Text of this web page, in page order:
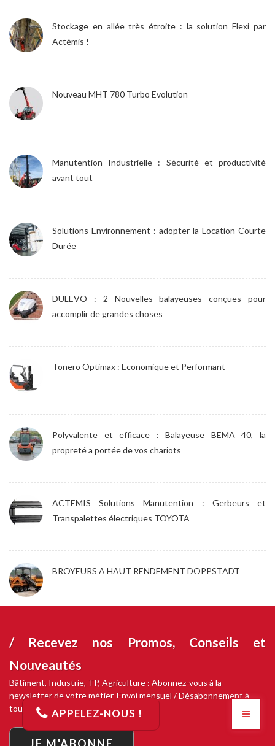
APPELEZ-NOUS !
Stockage en allée très étroite : la solution Flexi par
Actémis !
Nouveau MHT 780 Turbo Evolution
Manutention Industrielle : Sécurité et productivité
avant tout
Solutions Environnement : adopter la Location Courte
Durée
DULEVO : 2 Nouvelles balayeuses conçues pour
accomplir de grandes choses
Tonero Optimax : Economique et Performant
Polyvalente et efficace : Balayeuse BEMA 40, la
propreté a portée de vos chariots
ACTEMIS Solutions Manutention : Gerbeurs et
Transpalettes électriques TOYOTA
BROYEURS A HAUT RENDEMENT DOPPSTADT
/ Recevez nos Promos, Conseils et
Nouveautés
Bâtiment, Industrie, TP, Agriculture : Abonnez-vous à la
newsletter de votre métier. Envoi mensuel / Désabonnement à
tout moment